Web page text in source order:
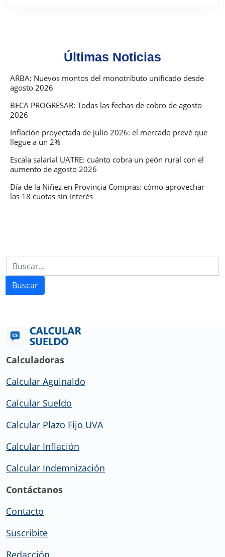
Últimas Noticias
ARBA: Nuevos montos del monotributo unificado desde
agosto 2026
BECA PROGRESAR: Todas las fechas de cobro de agosto
2026
Inflación proyectada de julio 2026: el mercado prevé que
llegue a un 2%
Escala salarial UATRE: cuánto cobra un peón rural con el
aumento de agosto 2026
Día de la Niñez en Provincia Compras: cómo aprovechar
las 18 cuotas sin interés
Buscar
Calculadoras
Calcular Aguinaldo
Calcular Sueldo
Calcular Plazo Fijo UVA
Calcular Inflación
Calcular Indemnización
Contáctanos
Contacto
Suscribite